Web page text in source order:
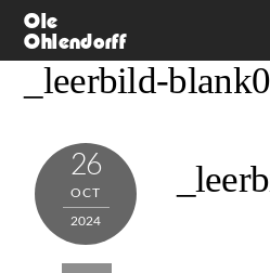
Skip
content
Ole
Ohlendorff
_leerbild-blank0
26
OCT
2024